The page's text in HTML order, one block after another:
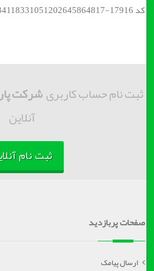
کد BSC : 4634118331051202645864817-17916;
ثبت نام حساب کاربریشرکت
آنلاین
ثبت نام
صفحات پربازدید
ارسال پیامک